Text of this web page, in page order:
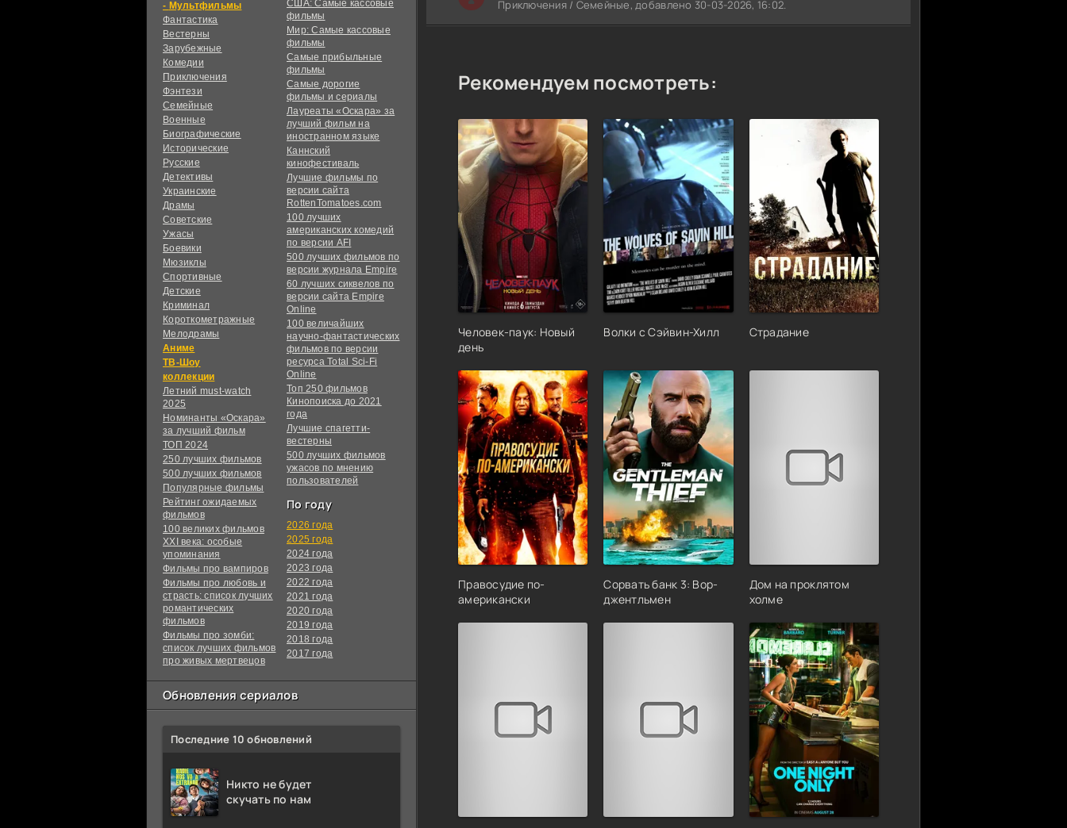
Мультфильмы
Фантастика
Вестерны
Зарубежные
Комедии
Приключения
Фэнтези
Семейные
Военные
Биографические
Исторические
Русские
Детективы
Украинские
Драмы
Советские
Ужасы
Боевики
Мюзиклы
Спортивные
Детские
Криминал
Короткометражные
Мелодрамы
Аниме
ТВ-Шоу
коллекции
Летний must-watch
2025
Номинанты «Оскара»
за лучший фильм
ТОП 2024
250 лучших фильмов
500 лучших фильмов
Популярные фильмы
Рейтинг ожидаемых
фильмов
100 великих фильмов
XXI века: особые
упоминания
Фильмы про вампиров
Фильмы про любовь и
страсть: список лучших
романтических
фильмов
Фильмы про зомби:
список лучших фильмов
про живых мертвецов
США: Самые кассовые
фильмы
Мир: Самые кассовые
фильмы
Самые прибыльные
фильмы
Самые дорогие
фильмы и сериалы
Лауреаты «Оскара» за
лучший фильм на
иностранном языке
Каннский
кинофестиваль
Лучшие фильмы по
версии сайта
RottenTomatoes.com
100 лучших
американских комедий
по версии AFI
500 лучших фильмов по
версии журнала Empire
60 лучших сиквелов по
версии сайта Empire
Online
100 величайших
научно-фантастических
фильмов по версии
ресурса Total Sci-Fi
Online
Топ 250 фильмов
Кинопоиска до 2021
года
Лучшие спагетти-
вестерны
500 лучших фильмов
ужасов по мнению
пользователей
По году
2026 года
2025 года
2024 года
2023 года
2022 года
2021 года
2020 года
2019 года
2018 года
2017 года
Обновления сериалов
Последние 10 обновлений
Никто не будет
скучать по нам
Приключения / Семейные, добавлено 30-03-2026, 16:02.
Рекомендуем посмотреть:
Человек-паук: Новый
день
Волки с Сэйвин-Хилл Страдание
Правосудие по-
американски
Сорвать банк 3: Вор-
джентльмен
Дом на проклятом
холме